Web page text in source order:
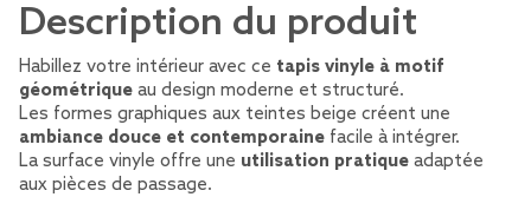
Description du produit
Habillez votre intérieur avec ce tapis vinyle à motif
géométrique au design moderne et structuré.
Les formes graphiques aux teintes beige créent une
ambiance douce et contemporaine facile à intégrer.
La surface vinyle offre une utilisation pratique adaptée
aux pièces de passage.